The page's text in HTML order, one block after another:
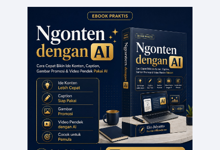
Nency Dewi Agatha
[GRATIS] Ebook
Ngonten with AI